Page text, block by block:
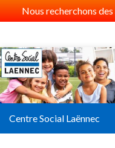
Nous recherchons
Centre Social Laënnec